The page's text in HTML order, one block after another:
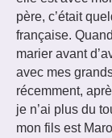
père, c’était
française.
marier avant
avec mes
récemment,
je n’ai plus du
mon fils est